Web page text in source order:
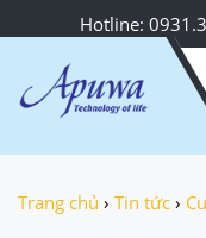
Hotline:
Trang chủ › Tin tức ›